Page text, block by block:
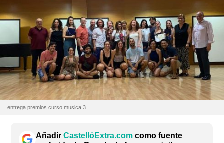
entrega premios curso musica 3
Añadir CastellóExtra.com como fuente